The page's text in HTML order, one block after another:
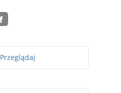
Przeglądaj